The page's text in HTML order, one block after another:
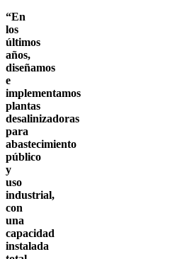
“En
los
últimos
años,
diseñamos
e
implementamos
plantas
desalinizadoras
para
abastecimiento
público
y
uso
industrial,
con
una
capacidad
instalada